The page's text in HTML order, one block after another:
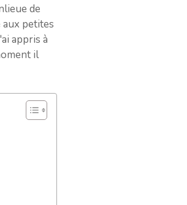
de
petites
appris à
il